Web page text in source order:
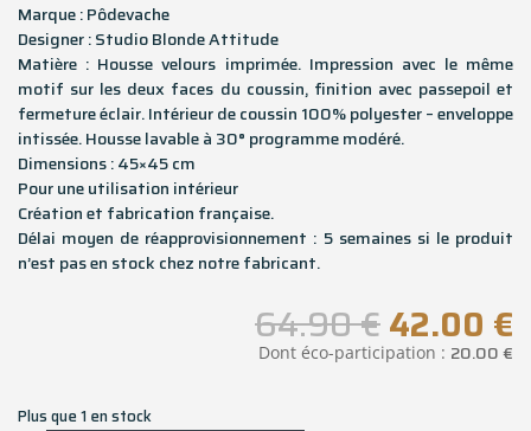
Marque : Pôdevache
Designer : Studio Blonde Attitude
Matière : Housse velours imprimée. Impression avec le même
motif sur les deux faces du coussin, finition avec passepoil et
fermeture éclair. Intérieur de coussin 100% polyester – enveloppe
intissée. Housse lavable à 30° programme modéré.
Dimensions : 45×45 cm
Pour une utilisation intérieur
Création et fabrication française.
Délai moyen de réapprovisionnement : 5 semaines si le produit
n’est pas en stock chez notre fabricant.
64.90€Le
prix
initial
42.00 €
Dont éco-participation : 20.00€
Plus que 1 en stock